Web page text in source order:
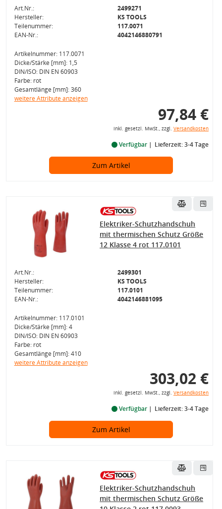
Art.Nr.:
2499271
Hersteller:
KS TOOLS
Teilenummer:
117.0071
EAN-Nr.:
4042146880791
Artikelnummer: 117.0071
Dicke/Stärke [mm]: 1,5
DIN/ISO: DIN EN 60903
Farbe: rot
Gesamtlänge [mm]: 360
weitere Attribute anzeigen
97,84 €
inkl. gesetzl. MwSt., zzgl. Versandkosten
Verfügbar Lieferzeit: 3-4 Tage
Zum Artikel
Elektriker-Schutzhandschuh
mit thermischen Schutz Größe
12 Klasse 4 rot 117.0101
Art.Nr.:
2499301
Hersteller:
KS TOOLS
Teilenummer:
117.0101
EAN-Nr.:
4042146881095
Artikelnummer: 117.0101
Dicke/Stärke [mm]: 4
DIN/ISO: DIN EN 60903
Farbe: rot
Gesamtlänge [mm]: 410
weitere Attribute anzeigen
303,02 €
inkl. gesetzl. MwSt., zzgl. Versandkosten
Verfügbar Lieferzeit: 3-4 Tage
Zum Artikel
Elektriker-Schutzhandschuh
mit thermischen Schutz Größe